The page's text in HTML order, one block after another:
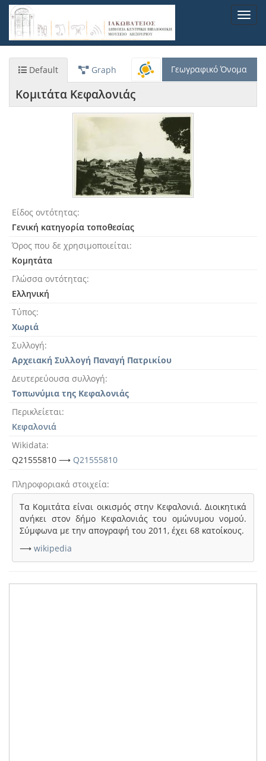
Παράκαμψη
προς
κυρίως
Default Graph Γεωγραφικό Όνομα
Κομιτάτα Κεφαλονιάς
Είδος οντότητας
Γενική κατηγορία τοποθεσίας
Όρος που δε χρησιμοποιείται
Κομητάτα
Γλώσσα οντότητας
Ελληνική
Τύπος
Χωριά
Συλλογή
Αρχειακή Συλλογή Παναγή Πατρικίου
Δευτερεύουσα συλλογή
Τοπωνύμια της Κεφαλονιάς
Περικλείεται
Κεφαλονιά
Wikidata
Q21555810 ⟶ Q21555810
Πληροφοριακά στοιχεία
Τα Κομιτάτα είναι οικισμός στην Κεφαλονιά. Διοικητικά
ανήκει στον δήμο Κεφαλονιάς του ομώνυμου νομού.
Σύμφωνα με την απογραφή του 2011, έχει 68 κατοίκους.
⟶ wikipedia